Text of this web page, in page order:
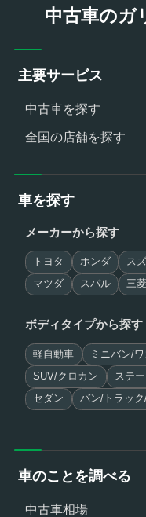
中古車のガ
主要サービス
中古車を探す
全国の店舗を探す
車を探す
メーカーから探す
トヨタ ホンダ ス
マツダ スバル 三菱
ボディタイプから探す
軽自動車 ミニバン/
SUV/クロカン ステ
セダン バン/トラッ
車のことを調べる
中古車相場